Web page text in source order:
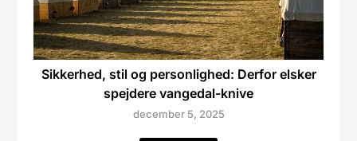
Sikkerhed, stil og personlighed: Derfor elsker
spejdere vangedal-knive
december 5, 2025